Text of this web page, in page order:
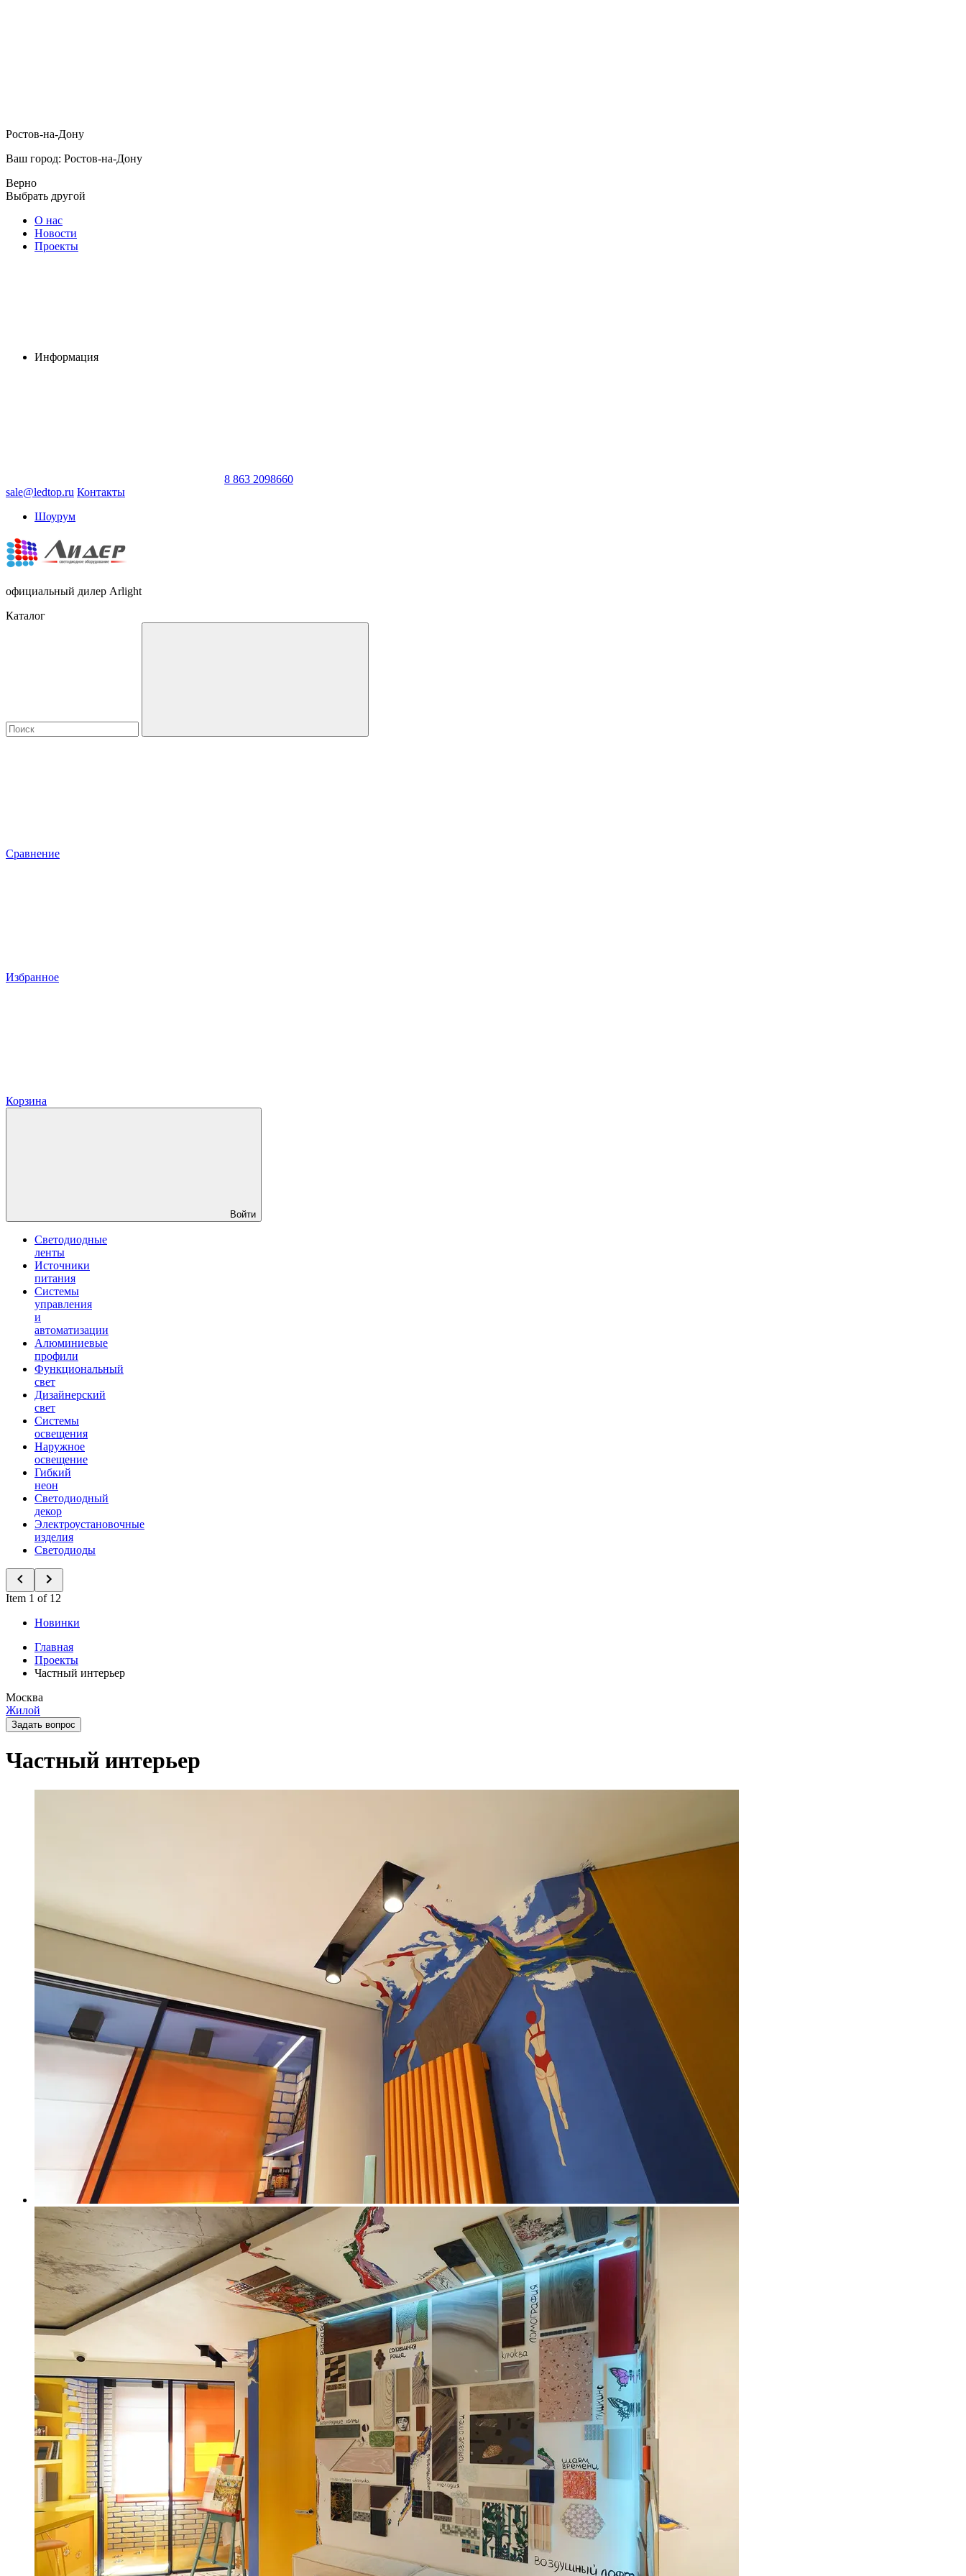
Ростов-на-Дону
Ваш город: Ростов-на-Дону
Верно
Выбрать другой
О нас
Новости
Проекты
Информация
8 863 2098660
sale@ledtop.ru Контакты
Шоурум
официальный дилер Arlight
Каталог
Сравнение
Избранное
Корзина
Войти
Светодиодные
ленты
Источники
питания
Системы
управления
и
автоматизации
Алюминиевые
профили
Функциональный
свет
Дизайнерский
свет
Системы
освещения
Наружное
освещение
Гибкий
неон
Светодиодный
декор
Электроустановочные
изделия
Светодиоды
Item 1 of 12
Новинки
Главная
Проекты
Частный интерьер
Москва
Жилой
Задать вопрос
Частный интерьер